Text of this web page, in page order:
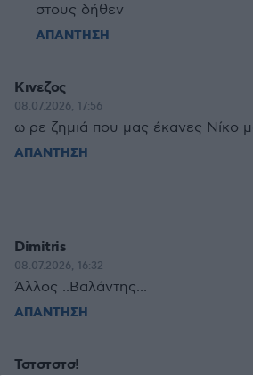
στους δήθεν
ΑΠΑΝΤΗΣΗ
Κινεζος
08.07.2026, 17:56
ω ρε ζημιά που μας έκανες Νίκο
ΑΠΑΝΤΗΣΗ
Dimitris
08.07.2026, 16:32
Άλλος ..Βαλάντης...
ΑΠΑΝΤΗΣΗ
Τστστστσ!